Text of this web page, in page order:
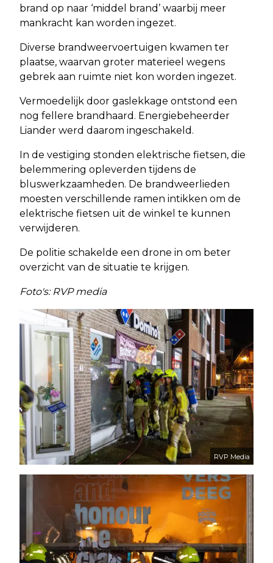
brand op naar ‘middel brand’ waarbij meer
mankracht kan worden ingezet.
Diverse brandweervoertuigen kwamen ter
plaatse, waarvan groter materieel wegens
gebrek aan ruimte niet kon worden ingezet.
Vermoedelijk door gaslekkage ontstond een
nog fellere brandhaard. Energiebeheerder
Liander werd daarom ingeschakeld.
In de vestiging stonden elektrische fietsen, die
belemmering opleverden tijdens de
bluswerkzaamheden. De brandweerlieden
moesten verschillende ramen intikken om de
elektrische fietsen uit de winkel te kunnen
verwijderen.
De politie schakelde een drone in om beter
overzicht van de situatie te krijgen.
Foto's: RVP media
RVP Media